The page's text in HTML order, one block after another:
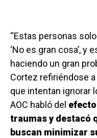
“Estas personas
‘No es gran cosa’, y
haciendo un gran
Cortez refiriéndose
que intentan ignorar
AOC habló del
traumas y destacó
buscan minimizar